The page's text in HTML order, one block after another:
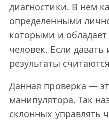
диагностики. В нем
определенными
которыми и
человек. Если давать
результаты
Данная проверка —
манипулятора. Так
склонных управлять